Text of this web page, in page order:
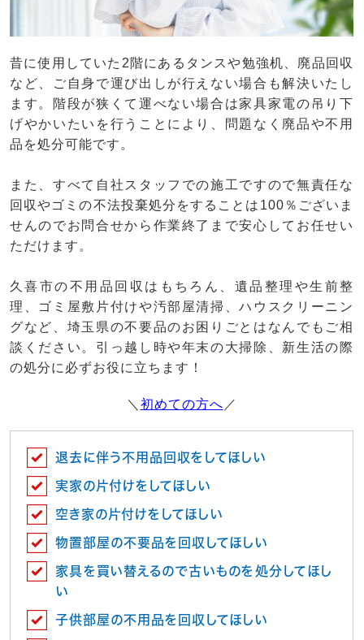
昔に使用していた2階にあるタンスや勉強机、廃品回収
など、ご自身で運び出しが行えない場合も解決いたし
ます。階段が狭くて運べない場合は家具家電の吊り下
げやかいたいを行うことにより、問題なく廃品や不用
品を処分可能です。
また、すべて自社スタッフでの施工ですので無責任な
回収やゴミの不法投棄処分をすることは100％ございま
せんのでお問合せから作業終了まで安心してお任せい
ただけます。
久喜市の不用品回収はもちろん、遺品整理や生前整
理、ゴミ屋敷片付けや汚部屋清掃、ハウスクリーニン
グなど、埼玉県の不要品のお困りごとはなんでもご相
談ください。引っ越し時や年末の大掃除、新生活の際
の処分に必ずお役に立ちます！
＼ 初めての方へ ／
退去に伴う不用品回収をしてほしい
実家の片付けをしてほしい
空き家の片付けをしてほしい
物置部屋の不要品を回収してほしい
家具を買い替えるので古いものを処分してほし
い
子供部屋の不用品を回収してほしい